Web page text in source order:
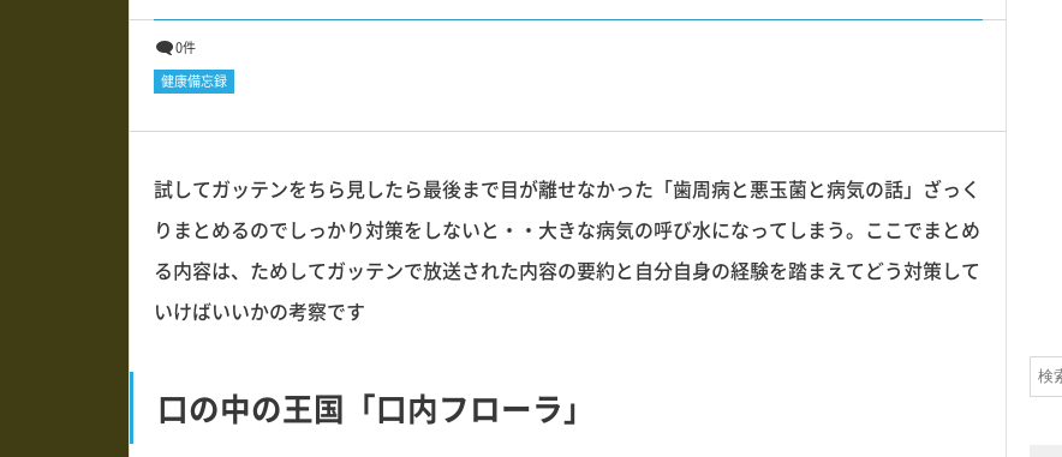
0件
健康備忘録
試してガッテンをちら見したら最後まで目が離せなかった「歯周病と悪玉菌と病気の話」ざっく
りまとめるのでしっかり対策をしないと・・大きな病気の呼び水になってしまう。ここでまとめ
る内容は、ためしてガッテンで放送された内容の要約と自分自身の経験を踏まえてどう対策して
いけばいいかの考察です
口の中の王国「口内フローラ」